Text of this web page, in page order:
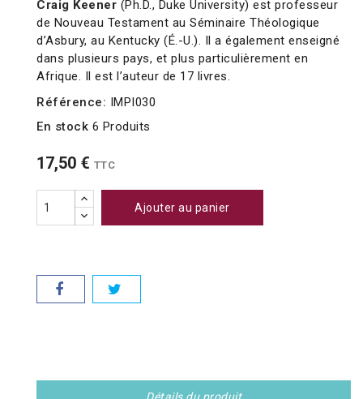
Craig Keener (Ph.D., Duke University) est professeur
de Nouveau Testament au Séminaire Théologique
d’Asbury, au Kentucky (É.-U.). Il a également enseigné
dans plusieurs pays, et plus particulièrement en
Afrique. Il est l’auteur de 17 livres.
Référence: IMPI030
En stock 6 Produits
17,50 € TTC
Ajouter au panier